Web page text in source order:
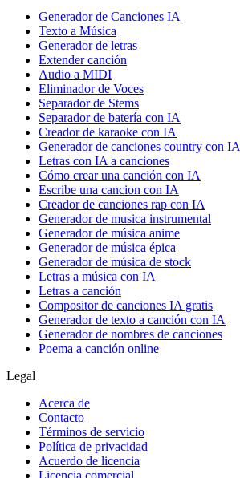
Generador de Canciones IA
Texto a Música
Generador de letras
Extender canción
Audio a MIDI
Eliminador de Voces
Separador de Stems
Separador de batería con IA
Creador de karaoke con IA
Generador de canciones country con IA
Letras con IA a canciones
Cómo crear una canción con IA
Escribe una cancion con IA
Creador de canciones rap con IA
Generador de musica instrumental
Generador de música anime
Generador de música épica
Generador de música de stock
Letras a música con IA
Letras a canción
Compositor de canciones IA gratis
Generador de texto a canción con IA
Generador de nombres de canciones
Poema a canción online
Legal
Acerca de
Contacto
Términos de servicio
Política de privacidad
Acuerdo de licencia
Licencia comercial